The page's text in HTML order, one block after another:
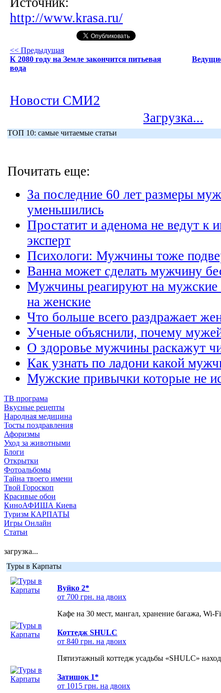
http://www.krasa.ru/
<< Предыдущая
К 2080 году на Земле закончится питьевая
вода
Новости СМИ2
Загрузка...
ТОП 10: самые читаемые статьи
Почитать еще:
За последние 60 лет размеры
уменьшились
Простатит и аденома не ведут к
эксперт
Психологи: Мужчины тоже
Ванна может сделать мужчину
Мужчины реагируют на мужские
на женские
Что больше всего раздражает
Ученые объяснили, почему
О здоровье мужчины раскажут
Как узнать по ладони какой
Мужские привычки которые не
ТВ програма
Вкусные рецепты
Народная медицина
Тосты поздравления
Афоризмы
Уход за животными
Блоги
Открытки
Фотоальбомы
Тайна твоего имени
Твой Гороскоп
Красивые обои
КиноАФИША Киева
Туризм КАРПАТЫ
Игры Онлайн
Статьи
загрузка...
Туры в Карпаты
Вуйко 2*
от 700 грн. на двоих
Кафе на 30 мест, мангал, хранение багажа, Wi-
Коттедж SHULC
от 840 грн. на двоих
Пятиэтажный коттедж усадьбы «SHULC»
Затишок 1*
от 1015 грн. на двоих